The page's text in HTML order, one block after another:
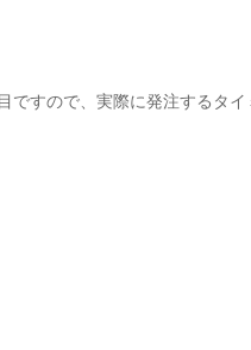
ですので、実際に発注するタ